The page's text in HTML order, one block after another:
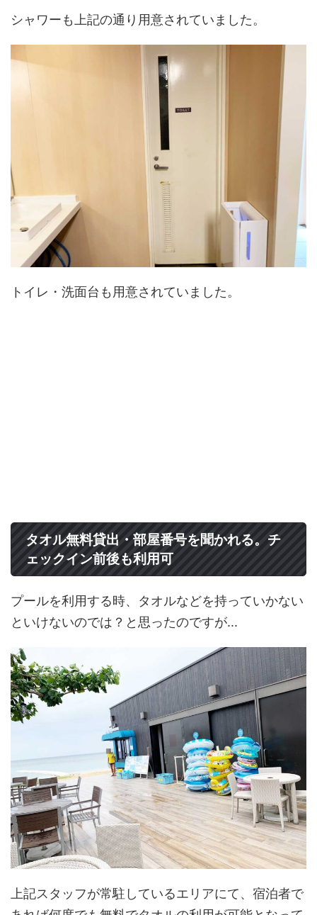
シャワーも上記の通り用意されていました。
トイレ・洗面台も用意されていました。
タオル無料貸出・部屋番号を聞かれる。チ
ェックイン前後も利用可
プールを利用する時、タオルなどを持っていかない
といけないのでは？と思ったのですが...
上記スタッフが常駐しているエリアにて、宿泊者で